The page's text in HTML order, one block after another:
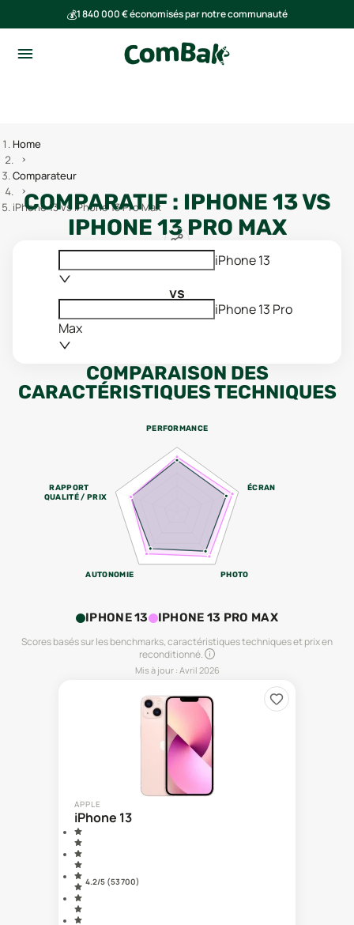
💰1 840 000 € économisés par notre communauté
Home
Comparateur
iPhone 13 vs iPhone 13 Pro Max
COMPARATIF : IPHONE 13VS
IPHONE 13 PRO MAX
iPhone 13
vs
iPhone 13 Pro
Max
COMPARAISON DES
CARACTÉRISTIQUES TECHNIQUES
PERFORMANCE
ÉCRAN
PHOTO
AUTONOMIE
RAPPORT
QUALITÉ / PRIX
IPHONE 13 IPHONE 13 PRO MAX
Scores basés sur les benchmarks, caractéristiques techniques et prix en
reconditionné.
Mis à jour : Avril 2026
APPLE
iPhone 13
4.2/5 (53 700)